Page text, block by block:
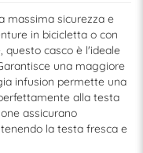
massima sicurezza e
in bicicletta o con
questo casco è l'ideale
una maggiore
infusion permette una
alla testa
assicurano
la testa fresca e